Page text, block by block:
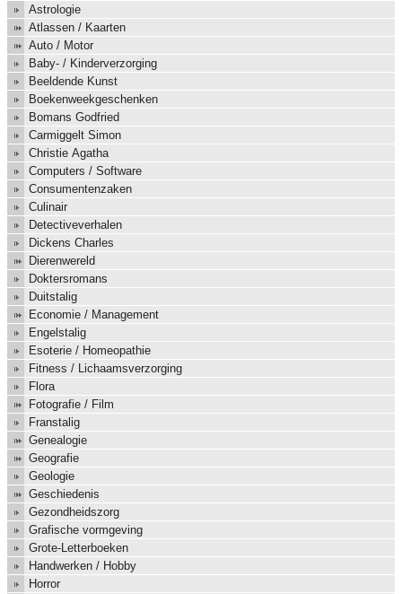
Astrologie
Atlassen / Kaarten
Auto / Motor
Baby- / Kinderverzorging
Beeldende Kunst
Boekenweekgeschenken
Bomans Godfried
Carmiggelt Simon
Christie Agatha
Computers / Software
Consumentenzaken
Culinair
Detectiveverhalen
Dickens Charles
Dierenwereld
Doktersromans
Duitstalig
Economie / Management
Engelstalig
Esoterie / Homeopathie
Fitness / Lichaamsverzorging
Flora
Fotografie / Film
Franstalig
Genealogie
Geografie
Geologie
Geschiedenis
Gezondheidszorg
Grafische vormgeving
Grote-Letterboeken
Handwerken / Hobby
Horror